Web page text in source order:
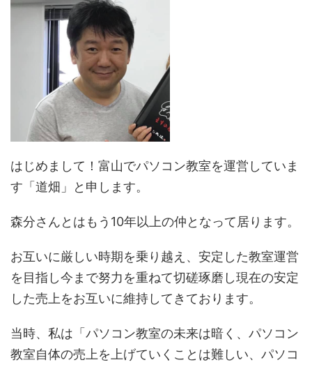
はじめまして！富山でパソコン教室を運営していま
す「道畑」と申します。
森分さんとはもう10年以上の仲となって居ります。
お互いに厳しい時期を乗り越え、安定した教室運営
を目指し今まで努力を重ねて切磋琢磨し現在の安定
した売上をお互いに維持してきております。
当時、私は「パソコン教室の未来は暗く、パソコン
教室自体の売上を上げていくことは難しい、パソコ